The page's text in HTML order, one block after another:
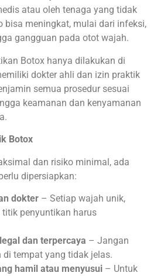
atau oleh tenaga yang tidak
bisa meningkat, mulai dari infeksi,
gangguan pada otot wajah.
Botox hanya dilakukan di
dokter ahli dan izin praktik
semua prosedur sesuai
keamanan dan kenyamanan
Botox
dan risiko minimal, ada
dipersiapkan:
dokter – Setiap wajah unik,
penyuntikan harus
dan terpercaya – Jangan
di tempat yang tidak jelas.
hamil atau menyusui – Untuk